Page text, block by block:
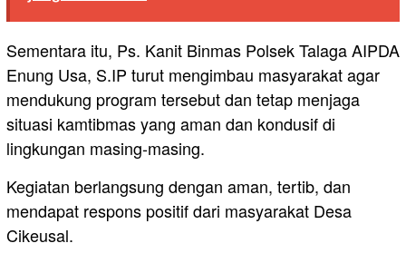
Sementara itu, Ps. Kanit Binmas Polsek Talaga AIPDA
Enung Usa, S.IP turut mengimbau masyarakat agar
mendukung program tersebut dan tetap menjaga
situasi kamtibmas yang aman dan kondusif di
lingkungan masing-masing.
Kegiatan berlangsung dengan aman, tertib, dan
mendapat respons positif dari masyarakat Desa
Cikeusal.